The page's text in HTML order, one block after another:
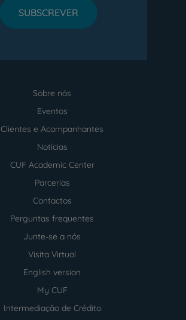
SUBSCREVER
Sobre nós
Eventos
Clientes e Acompanhantes
Notícias
CUF Academic Center
Parcerias
Contactos
Perguntas frequentes
Junte-se a nós
Visita Virtual
English version
My CUF
Intermediação de Crédito